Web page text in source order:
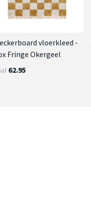
vloerkleed -
Fringe Okergeel
62.95